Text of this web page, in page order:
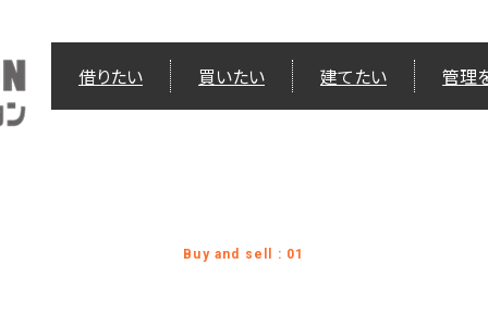
借りたい 買いたい 建てたい 管理
Buy and sell : 01